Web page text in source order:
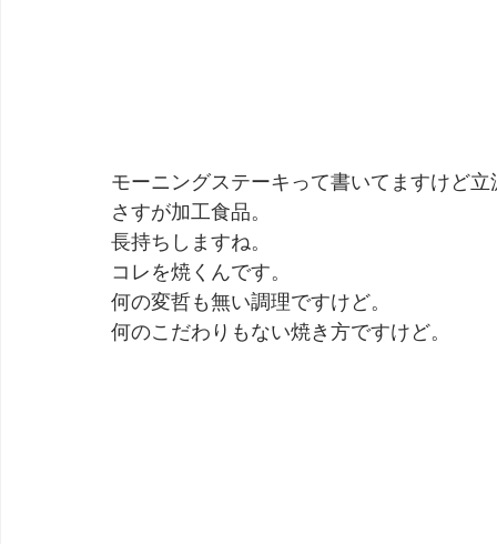
モーニングステーキって書いてますけど
さすが加工食品。
長持ちしますね。
コレを焼くんです。
何の変哲も無い調理ですけど。
何のこだわりもない焼き方ですけど。